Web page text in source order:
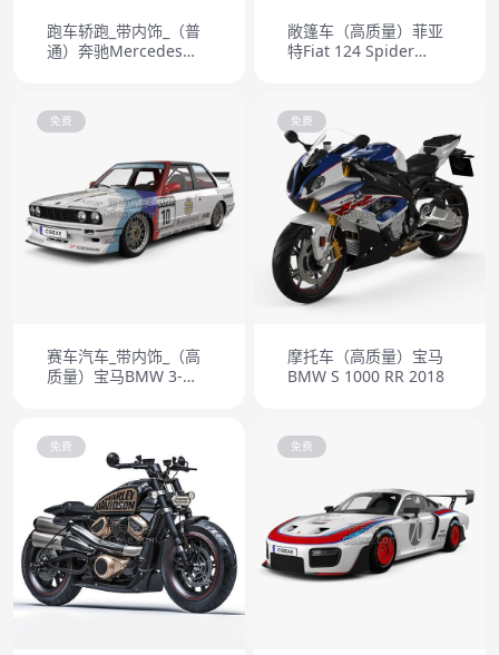
跑车轿跑_带内饰_（普
通）奔驰Mercedes
敞篷车（高质量）菲亚
特Fiat 124 Spider
免费
赛车汽车_带内饰_（高
质量）宝马BMW 3-
免费
摩托车（高质量）宝马
BMW S 1000 RR 2018
免费 免费